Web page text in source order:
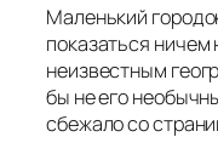
Маленький
показаться
неизвестным
бы не его
сбежало со